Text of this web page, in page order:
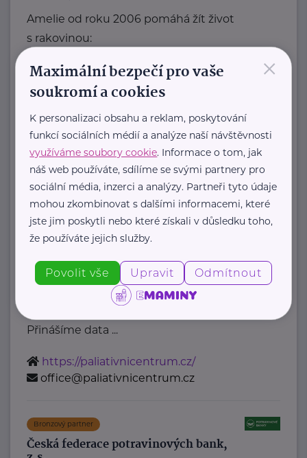
Amelie od roku 2006 pomáhá žít život
s rakovinou:
poskytujeme
onkologicky nemocným a ...
https://www.amelie-zs.cz/
+420 739 001 123
praha@amelie-zs.cz
Centrum paliativní péče
"Zlepšujeme péči o umírající v České
republice, a napříč systémem
Přinášíme data ...
https://paliativnicentrum.cz/
office@paliativnicentrum.cz
Bronzový partner
Česká federace potravinových bank,
×
Maximální bezpečí pro vaše
soukromí a cookies
K personalizaci obsahu a reklam, poskytování
funkcí sociálních médií a analýze naší návštěvnosti
využíváme soubory cookie. Informace o tom, jak
náš web používáte, sdílíme se svými partnery pro
sociální média, inzerci a analýzy. Partneři tyto údaje
mohou zkombinovat s dalšími informacemi, které
jste jim poskytli nebo které získali v důsledku toho,
že používáte jejich služby.
Povolit vše Upravit Odmítnout